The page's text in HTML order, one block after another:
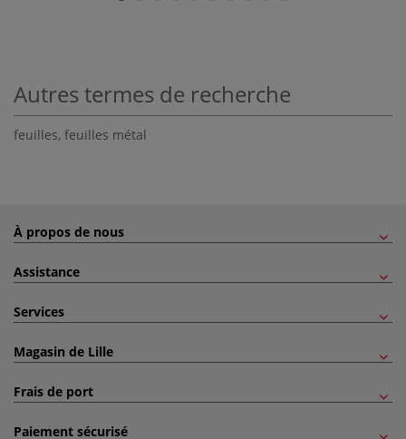
Autres termes de recherche
feuilles, feuilles métal
À propos de nous
Assistance
Services
Magasin de Lille
Frais de port
Paiement sécurisé